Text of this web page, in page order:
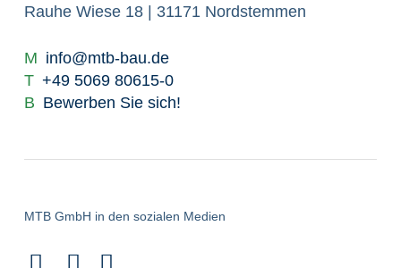
Rauhe Wiese 18 | 31171 Nordstemmen
M info@mtb-bau.de
T +49 5069 80615-0
B Bewerben Sie sich!
MTB GmbH in den sozialen Medien